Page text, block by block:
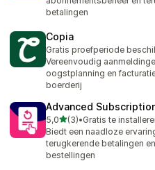
betalingen
Copia
Gratis proefperiode
Vereenvoudig
oogstplanning en
boerderij
Advanced
5,0van 5 sterren
(3)
3 recensies in totaal
•Gratis te
Biedt een naadloze
terugkerende betalingen en
bestellingen